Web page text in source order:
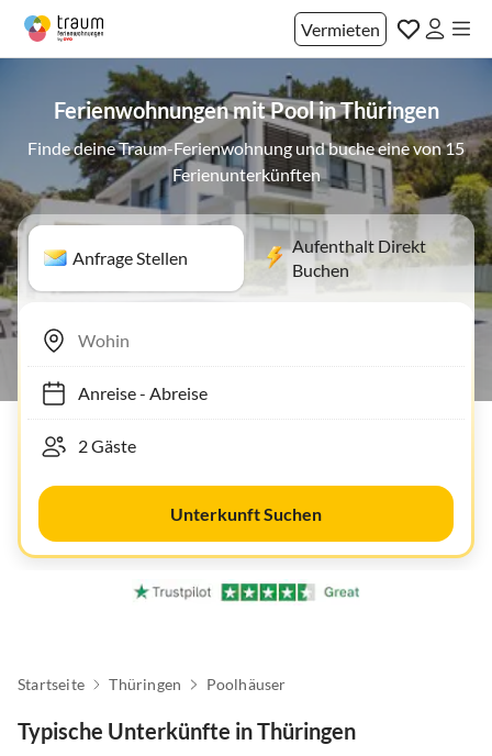
Vermieten
Ferienwohnungen mit Pool in Thüringen
Finde deine Traum-Ferienwohnung und buche eine von 15
Ferienunterkünften
Anfrage Stellen
Aufenthalt Direkt
Buchen
Anreise- Abreise
Unterkunft Suchen
Startseite Thüringen Poolhäuser
Typische Unterkünfte in Thüringen